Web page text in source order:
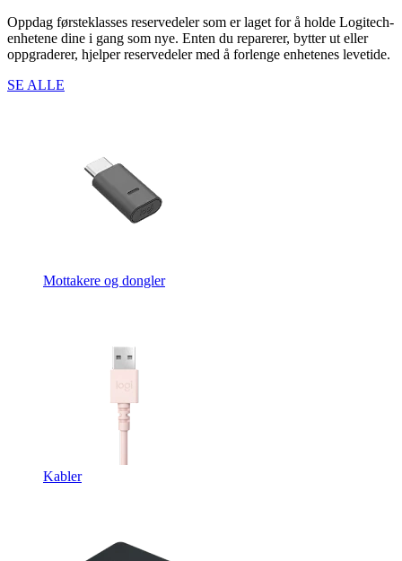
Oppdag førsteklasses reservedeler som er laget for å holde Logitech-
enhetene dine i gang som nye. Enten du reparerer, bytter ut eller
oppgraderer, hjelper reservedeler med å forlenge enhetenes levetide.
SE ALLE
Mottakere og dongler
Kabler